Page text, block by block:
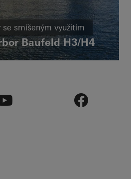
smíšeným využitím
Novostavba
LEED
Okna
Germany
Baufeld H3/H4